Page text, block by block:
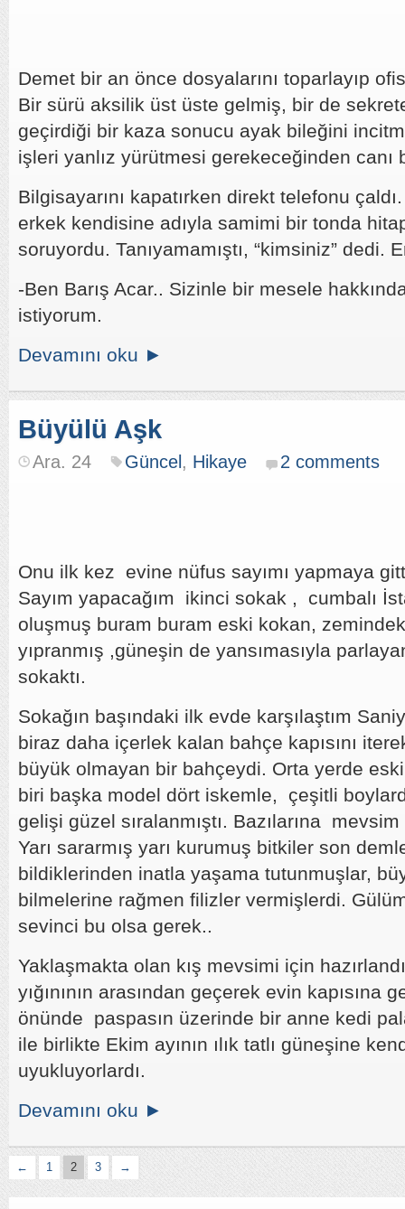
Demet bir an önce dosyalarını toparlayıp
Bir sürü aksilik üst üste gelmiş, bir de
geçirdiği bir kaza sonucu ayak bileğini
işleri yanlız yürütmesi gerekeceğinden canı
Bilgisayarını kapatırken direkt telefonu
erkek kendisine adıyla samimi bir tonda
soruyordu. Tanıyamamıştı, “kimsiniz” dedi.
-Ben Barış Acar.. Sizinle bir mesele
istiyorum.
Devamını oku ►
Büyülü Aşk
Ara. 24 Güncel , Hikaye 2 comments
Onu ilk kez evine nüfus sayımı yapmaya
Sayım yapacağım ikinci sokak , cumbalı
oluşmuş buram buram eski kokan,
yıpranmış ,güneşin de yansımasıyla
sokaktı.
Sokağın başındaki ilk evde karşılaştım
biraz daha içerlek kalan bahçe kapısını
büyük olmayan bir bahçeydi. Orta yerde
biri başka model dört iskemle, çeşitli
gelişi güzel sıralanmıştı. Bazılarına
Yarı sararmış yarı kurumuş bitkiler son
bildiklerinden inatla yaşama tutunmuşlar,
bilmelerine rağmen filizler vermişlerdi.
sevinci bu olsa gerek..
Yaklaşmakta olan kış mevsimi için
yığınının arasından geçerek evin kapısına
önünde paspasın üzerinde bir anne kedi
ile birlikte Ekim ayının ılık tatlı güneşine
uyukluyorlardı.
Devamını oku ►
← 1 2 3 →